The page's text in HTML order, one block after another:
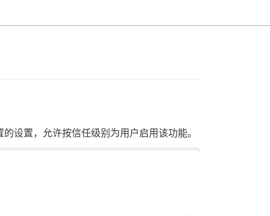
设置，允许按信任级别为用户启用该功能。